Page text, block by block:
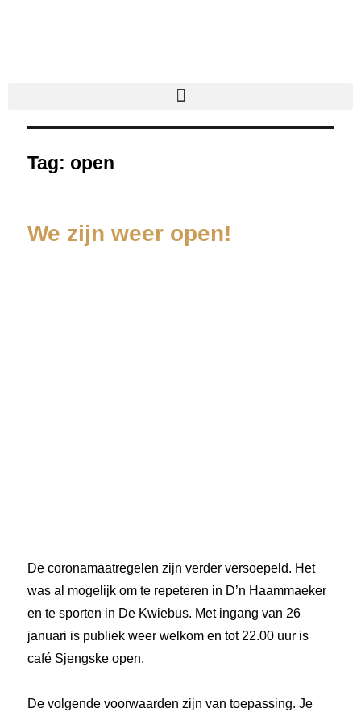
Tag: open
We zijn weer open!
De coronamaatregelen zijn verder versoepeld. Het
was al mogelijk om te repeteren in D’n Haammaeker
en te sporten in De Kwiebus. Met ingang van 26
januari is publiek weer welkom en tot 22.00 uur is
café Sjengske open.
De volgende voorwaarden zijn van toepassing. Je